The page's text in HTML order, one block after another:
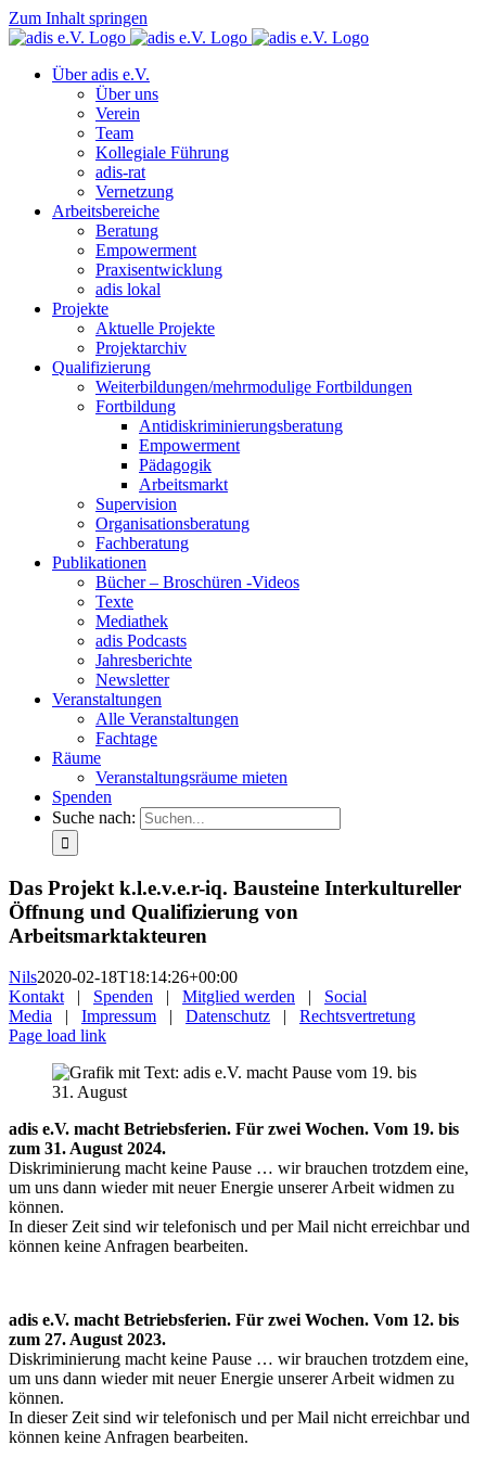
Zum Inhalt springen
Über adis e.V.
Über uns
Verein
Team
Kollegiale Führung
adis-rat
Vernetzung
Arbeitsbereiche
Beratung
Empowerment
Praxisentwicklung
adis lokal
Projekte
Aktuelle Projekte
Projektarchiv
Qualifizierung
Weiterbildungen/mehrmodulige Fortbildungen
Fortbildung
Antidiskriminierungsberatung
Empowerment
Pädagogik
Arbeitsmarkt
Supervision
Organisationsberatung
Fachberatung
Publikationen
Bücher – Broschüren -Videos
Texte
Mediathek
adis Podcasts
Jahresberichte
Newsletter
Veranstaltungen
Alle Veranstaltungen
Fachtage
Räume
Veranstaltungsräume mieten
Spenden
Suche nach:
Das Projekt k.l.e.v.e.r-iq. Bausteine Interkultureller
Öffnung und Qualifizierung von
Arbeitsmarktakteuren
Nils2020-02-18T18:14:26+00:00
Kontakt| Spenden | Mitglied werden | Social
Media | Impressum | Datenschutz | Rechtsvertretung
Page load link
adis e.V. macht Betriebsferien. Für zwei Wochen. Vom 19. bis
zum 31. August 2024.
Diskriminierung macht keine Pause … wir brauchen trotzdem eine,
um uns dann wieder mit neuer Energie unserer Arbeit widmen zu
können.
In dieser Zeit sind wir telefonisch und per Mail nicht erreichbar und
können keine Anfragen bearbeiten.
adis e.V. macht Betriebsferien. Für zwei Wochen. Vom 12. bis
zum 27. August 2023.
Diskriminierung macht keine Pause … wir brauchen trotzdem eine,
um uns dann wieder mit neuer Energie unserer Arbeit widmen zu
können.
In dieser Zeit sind wir telefonisch und per Mail nicht erreichbar und
können keine Anfragen bearbeiten.